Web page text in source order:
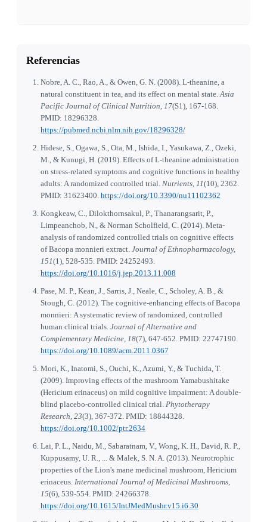
Referencias
Nobre, A. C., Rao, A., & Owen, G. N. (2008). L-theanine, a
natural constituent in tea, and its effect on mental state.Asia
Pacific Journal of Clinical Nutrition, 17(S1), 167-168.
PMID: 18296328.
https://pubmed.ncbi.nlm.nih.gov/18296328/
Hidese, S., Ogawa, S., Ota, M., Ishida, I., Yasukawa, Z., Ozeki,
M., & Kunugi, H. (2019). Effects of L-theanine administration
on stress-related symptoms and cognitive functions in healthy
adults: A randomized controlled trial. Nutrients, 11(10), 2362.
PMID: 31623400. https://doi.org/10.3390/nu11102362
Kongkeaw, C., Dilokthornsakul, P., Thanarangsarit, P.,
Limpeanchob, N., & Norman Scholfield, C. (2014). Meta-
analysis of randomized controlled trials on cognitive effects
of Bacopa monnieri extract. Journal of Ethnopharmacology,
151(1), 528-535. PMID: 24252493.
https://doi.org/10.1016/j.jep.2013.11.008
Pase, M. P., Kean, J., Sarris, J., Neale, C., Scholey, A. B., &
Stough, C. (2012). The cognitive-enhancing effects of Bacopa
monnieri: A systematic review of randomized, controlled
human clinical trials. Journal of Alternative and
Complementary Medicine, 18(7), 647-652. PMID: 22747190.
https://doi.org/10.1089/acm.2011.0367
Mori, K., Inatomi, S., Ouchi, K., Azumi, Y., & Tuchida, T.
(2009). Improving effects of the mushroom Yamabushitake
(Hericium erinaceus) on mild cognitive impairment: A double-
blind placebo-controlled clinical trial. Phytotherapy
Research, 23(3), 367-372. PMID: 18844328.
https://doi.org/10.1002/ptr.2634
Lai, P. L., Naidu, M., Sabaratnam, V., Wong, K. H., David, R. P.,
Kuppusamy, U. R., ... & Malek, S. N. A. (2013). Neurotrophic
properties of the Lion's mane medicinal mushroom, Hericium
erinaceus. International Journal of Medicinal Mushrooms,
15(6), 539-554. PMID: 24266378.
https://doi.org/10.1615/IntJMedMushr.v15.i6.30